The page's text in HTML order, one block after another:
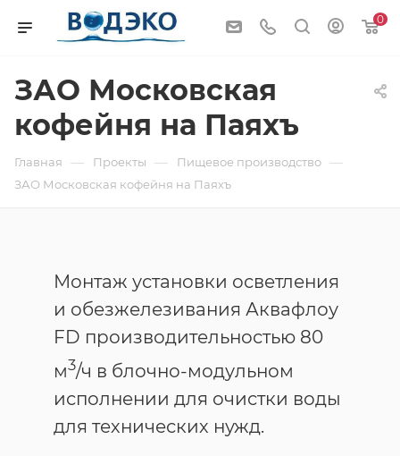
0
ЗАО Московская
кофейня на Паяхъ
Главная — Проекты — Пищевое производство —
ЗАО Московская кофейня на Паяхъ
Монтаж установки осветления
и обезжелезивания Аквафлоу
FD производительностью 80
м3/ч в блочно-модульном
исполнении для очистки воды
для технических нужд.